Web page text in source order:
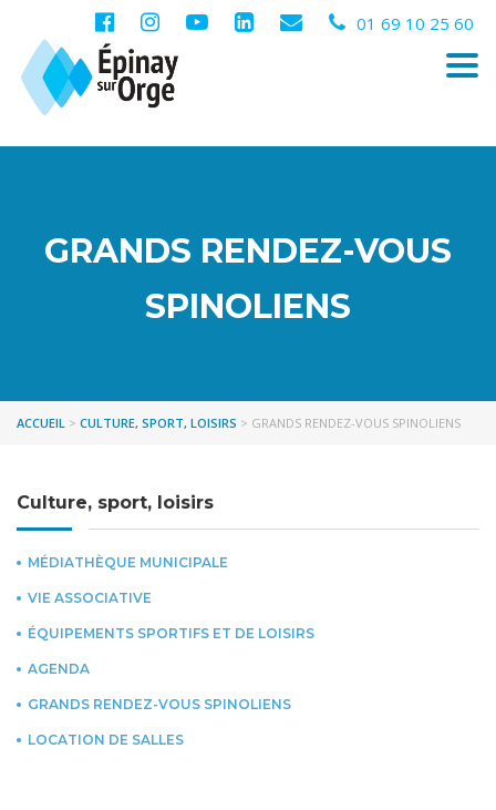
01 69 10 25 60
GRANDS RENDEZ-VOUS
SPINOLIENS
ACCUEIL > CULTURE, SPORT, LOISIRS > GRANDS RENDEZ-VOUS SPINOLIENS
Culture, sport, loisirs
MÉDIATHÈQUE MUNICIPALE
VIE ASSOCIATIVE
ÉQUIPEMENTS SPORTIFS ET DE LOISIRS
AGENDA
GRANDS RENDEZ-VOUS SPINOLIENS
LOCATION DE SALLES